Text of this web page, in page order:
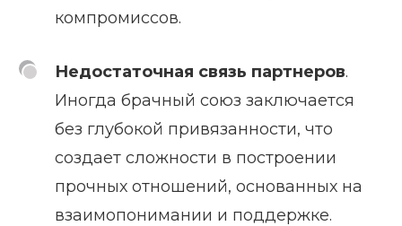
компромиссов.
Недостаточная связь партнеров.
Иногда брачный союз заключается
без глубокой привязанности, что
создает сложности в построении
прочных отношений, основанных на
взаимопонимании и поддержке.